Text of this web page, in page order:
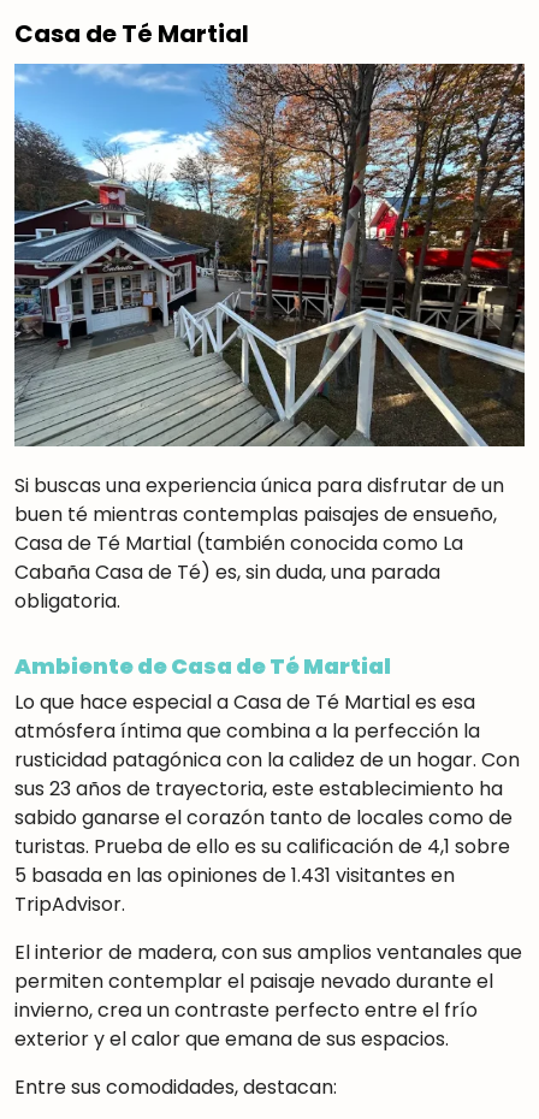
Casa de Té Martial
Si buscas una experiencia única para disfrutar de un
buen té mientras contemplas paisajes de ensueño,
Casa de Té Martial (también conocida como La
Cabaña Casa de Té) es, sin duda, una parada
obligatoria.
Ambiente de Casa de Té Martial
Lo que hace especial a Casa de Té Martial es esa
atmósfera íntima que combina a la perfección la
rusticidad patagónica con la calidez de un hogar. Con
sus 23 años de trayectoria, este establecimiento ha
sabido ganarse el corazón tanto de locales como de
turistas. Prueba de ello es su calificación de 4,1 sobre
5 basada en las opiniones de 1.431 visitantes en
TripAdvisor.
El interior de madera, con sus amplios ventanales que
permiten contemplar el paisaje nevado durante el
invierno, crea un contraste perfecto entre el frío
exterior y el calor que emana de sus espacios.
Entre sus comodidades, destacan: